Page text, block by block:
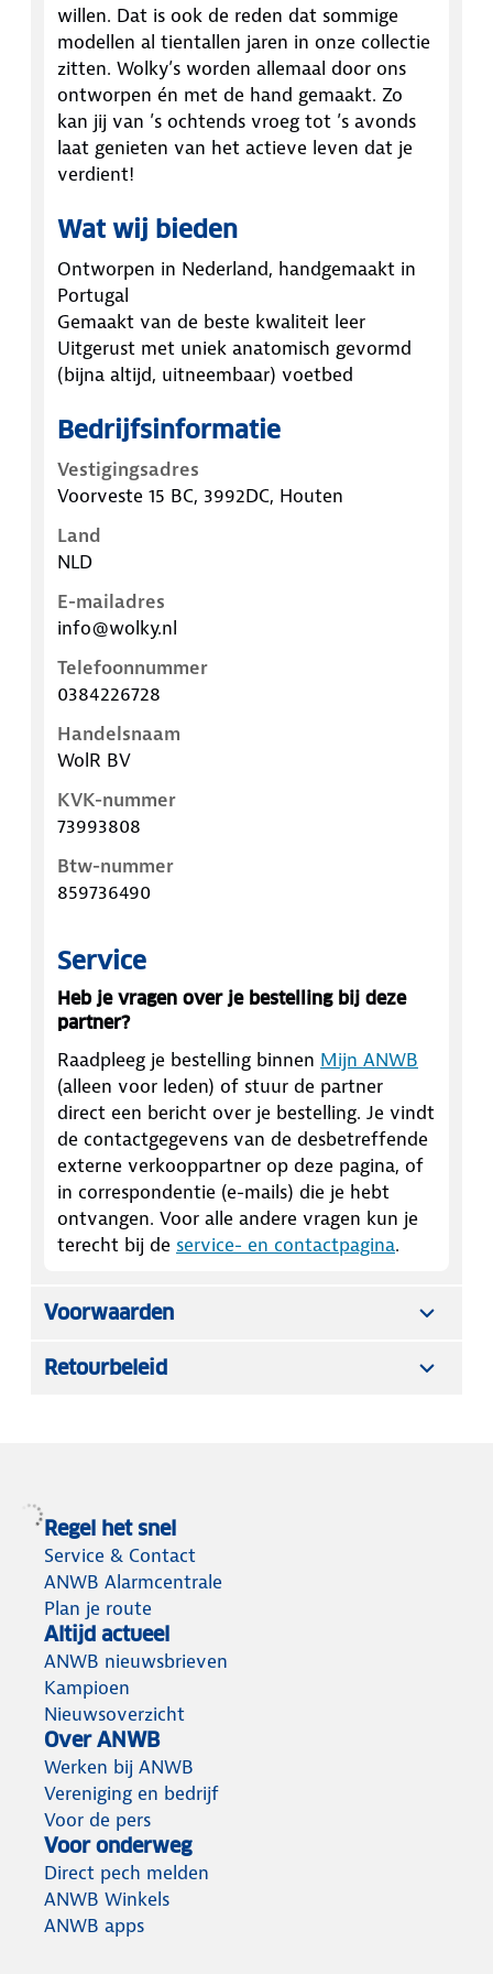
willen. Dat is ook de reden dat sommige
modellen al tientallen jaren in onze collectie
zitten. Wolky’s worden allemaal door ons
ontworpen én met de hand gemaakt. Zo
kan jij van ’s ochtends vroeg tot ’s avonds
laat genieten van het actieve leven dat je
verdient!
Wat wij bieden
Ontworpen in Nederland, handgemaakt in
Portugal
Gemaakt van de beste kwaliteit leer
Uitgerust met uniek anatomisch gevormd
(bijna altijd, uitneembaar) voetbed
Bedrijfsinformatie
Vestigingsadres
Voorveste 15 BC, 3992DC, Houten
Land
NLD
E-mailadres
info@wolky.nl
Telefoonnummer
0384226728
Handelsnaam
WolR BV
KVK-nummer
73993808
Btw-nummer
859736490
Service
Heb je vragen over je bestelling bij deze
partner?
Raadpleeg je bestelling binnen Mijn ANWB
(alleen voor leden) of stuur de partner
direct een bericht over je bestelling. Je vindt
de contactgegevens van de desbetreffende
externe verkooppartner op deze pagina, of
in correspondentie (e-mails) die je hebt
ontvangen. Voor alle andere vragen kun je
terecht bij de service- en contactpagina.
Voorwaarden
Retourbeleid
Regel het snel
Service & Contact
ANWB Alarmcentrale
Plan je route
Altijd actueel
ANWB nieuwsbrieven
Kampioen
Nieuwsoverzicht
Over ANWB
Werken bij ANWB
Vereniging en bedrijf
Voor de pers
Voor onderweg
Direct pech melden
ANWB Winkels
ANWB apps